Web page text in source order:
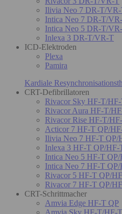
Ilivia Neo 7 DR-T/
Intica Neo 7 DR-T/
Intica Neo 5 DR-T/
Inlexa 3 DR-T/VR-T
ICD-Elektroden
Plexa
Pamira
Kardiale
CRT-Defibrillatoren
Rivacor Sky HF-T/
Rivacor Aura HF-T/
Rivacor Rise HF-T/
Acticor 7 HF-T QP/
Ilivia Neo 7 HF-T QP/
Inlexa 3 HF-T QP/HF-
Intica Neo 5 HF-T
Intica Neo 7 HF-T
Rivacor 5 HF-T QP/
Rivacor 7 HF-T QP/
CRT-Schrittmacher
Amvia Edge HF-T QP
Amvia Sky HF-T/HF-